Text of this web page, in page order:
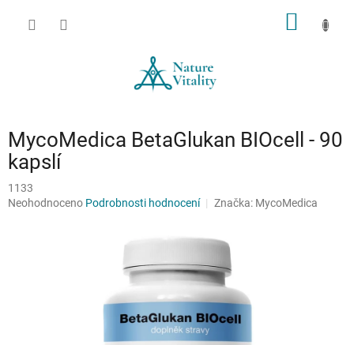
MycoMedica BetaGlukan BIOcell - 90
kapslí
1133
Průměrné
Neohodnoceno Podrobnosti hodnocení Značka: MycoMedica